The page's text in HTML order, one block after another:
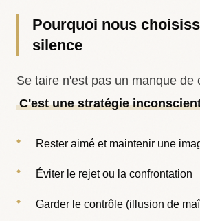
Pourquoi nous
silence
Se taire n'est pas un manque de
C'est une stratégie
Rester aimé et maintenir une
Éviter le rejet ou la confrontation
Garder le contrôle (illusion de